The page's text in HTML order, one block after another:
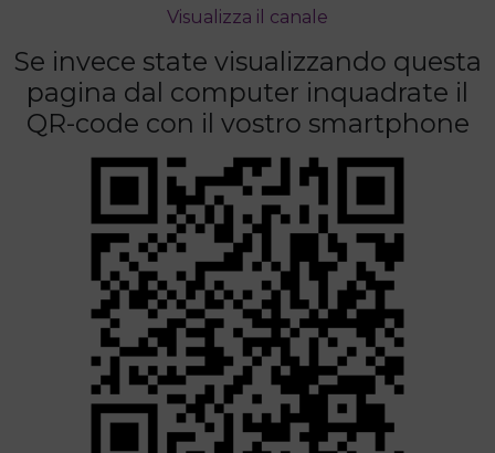
Visualizza il canale
Se invece state visualizzando questa
pagina dal computer inquadrate il
QR-code con il vostro smartphone